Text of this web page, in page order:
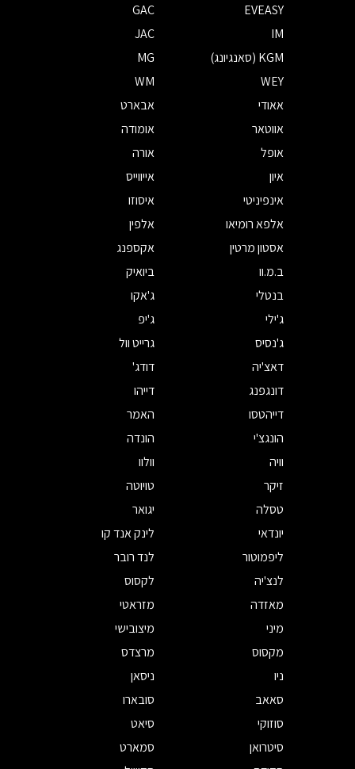
EVEASY
GAC
IM
JAC
KGM (סאנגיונג)
MG
WEY
WM
אאודי
אבארט
אווטאר
אומודה
אופל
אורה
איון
אייווייס
אינפיניטי
איסוזו
אלפא רומיאו
אלפין
אסטון מרטין
אקספנג
ב.מ.וו
ביואיק
בנטלי
ג'אקו
ג'ילי
ג'יפ
ג'נסיס
גרייט וול
דאצ'יה
דודג'
דונגפנג
דייהו
דייהטסו
האמר
הונגצ'י
הונדה
וויה
וולוו
זיקר
טויוטה
טסלה
יגואר
יונדאי
לינק אנד קו
ליפמוטור
לנד רובר
לנצ'יה
לקסוס
מאזדה
מזראטי
מיני
מיצובישי
מקסוס
מרצדס
ניו
ניסאן
סאאב
סובארו
סוזוקי
סיאט
סיטרואן
סמארט